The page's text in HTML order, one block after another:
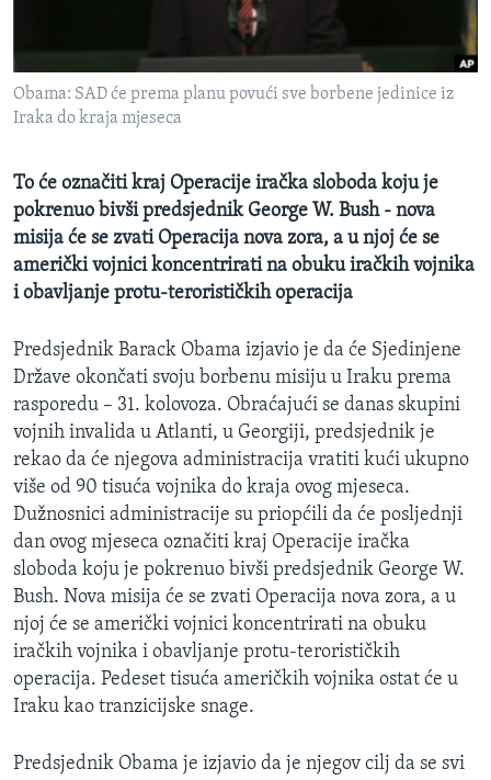
O GLASU AMERIKE
Learning English
PRATITE NAS
Jezici
Obama: SAD će prema planu povući sve borbene jedinice iz
Iraka do kraja mjeseca
To će označiti kraj Operacije iračka sloboda koju je
pokrenuo bivši predsjednik George W. Bush - nova
misija će se zvati Operacija nova zora, a u njoj će se
američki vojnici koncentrirati na obuku iračkih vojnika
i obavljanje protu-terorističkih operacija
Predsjednik Barack Obama izjavio je da će Sjedinjene
Države okončati svoju borbenu misiju u Iraku prema
rasporedu – 31. kolovoza. Obraćajući se danas skupini
vojnih invalida u Atlanti, u Georgiji, predsjednik je
rekao da će njegova administracija vratiti kući ukupno
više od 90 tisuća vojnika do kraja ovog mjeseca.
Dužnosnici administracije su priopćili da će posljednji
dan ovog mjeseca označiti kraj Operacije iračka
sloboda koju je pokrenuo bivši predsjednik George W.
Bush. Nova misija će se zvati Operacija nova zora, a u
njoj će se američki vojnici koncentrirati na obuku
iračkih vojnika i obavljanje protu-terorističkih
operacija. Pedeset tisuća američkih vojnika ostat će u
Iraku kao tranzicijske snage.
Predsjednik Obama je izjavio da je njegov cilj da se svi